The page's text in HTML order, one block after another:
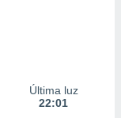
Última luz
22:01